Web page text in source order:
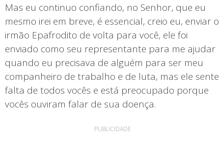
Mas eu continuo confiando, no Senhor, que eu
mesmo irei em breve, é essencial, creio eu, enviar o
irmão Epafrodito de volta para você, ele foi
enviado como seu representante para me ajudar
quando eu precisava de alguém para ser meu
companheiro de trabalho e de luta, mas ele sente
falta de todos vocês e está preocupado porque
vocês ouviram falar de sua doença.
PUBLICIDADE